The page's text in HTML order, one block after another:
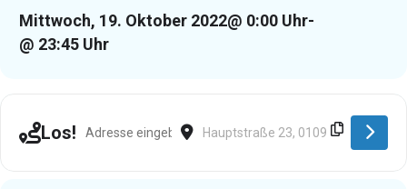
Mittwoch, 19. Oktober 2022@ 0:00 Uhr-
@ 23:45 Uhr
Los! Address - Dresden [FbTU5Ltoe]Destination Address - Dresden